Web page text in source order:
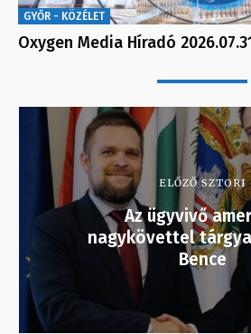
GYŐR - KÖZÉLET
Oxygen Media Híradó
ELŐZŐ SZTORI
Az ügyvivő
nagykövettel
Bence